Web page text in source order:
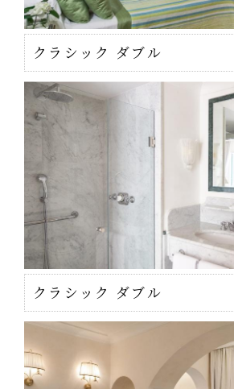
クラシック ダブル
クラシック ダブル